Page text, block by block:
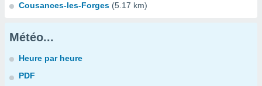
Cousances-les-Forges (5.17 km)
Météo...
Heure par heure
PDF